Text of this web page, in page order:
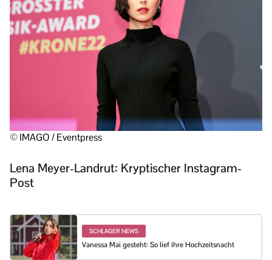
© IMAGO / Eventpress
Lena Meyer-Landrut: Kryptischer Instagram-
Post
SCHLAGER NEWS
Vanessa Mai gesteht: So lief ihre Hochzeitsnacht